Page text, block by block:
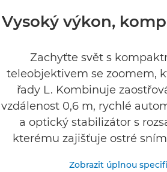
Přehled
Galerie
Recenze
Podpora
Vysoký výkon,
Zachyťte svět s
teleobjektivem se zoomem,
řady L. Kombinuje
vzdálenost 0,6 m, rychlé
a optický stabilizátor s
kterému zajišťuje ostré
Zobrazit úplnou